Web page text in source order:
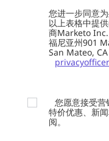
您进一步同意
以上表格中提
商Marketo
福尼亚州901
San Mateo,
您愿意接受营
特价优惠、新
阅。